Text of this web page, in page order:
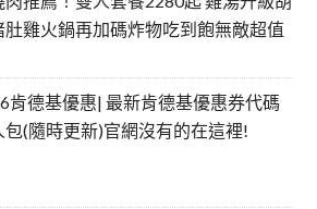
肚雞火鍋再加碼炸物吃到飽無敵超值
肯德基優惠| 最新肯德基優惠券代碼
包(隨時更新)官網沒有的在這裡!